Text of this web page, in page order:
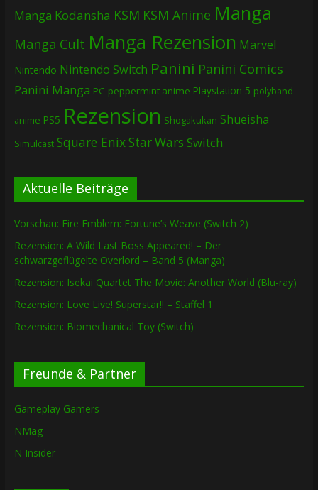
Manga Kodansha KSM KSM Anime Manga
Manga Cult Manga Rezension Marvel
Nintendo Nintendo Switch Panini Panini Comics
Panini Manga PC peppermint anime Playstation 5 polyband
anime PS5 Rezension Shogakukan Shueisha
Simulcast Square EnixStar Wars Switch
Aktuelle Beiträge
Vorschau: Fire Emblem: Fortune’s Weave (Switch 2)
Rezension: A Wild Last Boss Appeared! – Der
schwarzgeflügelte Overlord – Band 5 (Manga)
Rezension: Isekai Quartet The Movie: Another World (Blu-ray)
Rezension: Love Live! Superstar!! – Staffel 1
Rezension: Biomechanical Toy (Switch)
Freunde & Partner
Gameplay Gamers
NMag
N Insider